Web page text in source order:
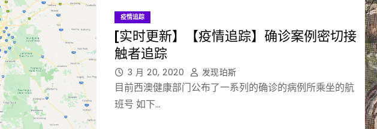
疫情追踪
[实时更新】【疫情追踪】确诊案例密切接
触者追踪
3 月 20, 2020 发现珀斯
目前西澳健康部门公布了一系列的确诊的病例所乘坐的航
班号 如下…